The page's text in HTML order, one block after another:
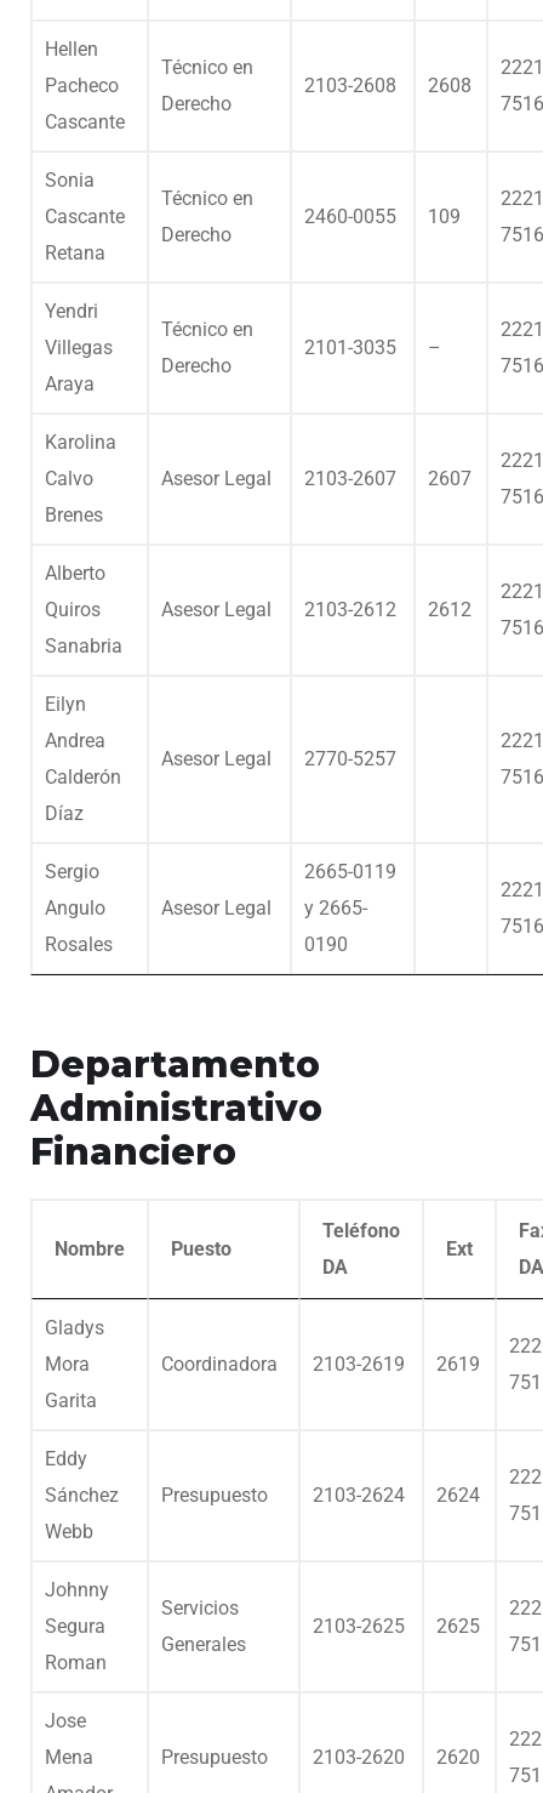
Hellen
Pacheco
Cascante
Técnico en
Derecho
2103-2608 2608
7516
Sonia
Cascante
Retana
Técnico en
Derecho
2460-0055 109
7516
Yendri
Villegas
Araya
Técnico en
Derecho
2101-3035 –
7516
Karolina
Calvo
Brenes
Asesor Legal 2103-2607 2607
7516
Alberto
Quiros
Sanabria
Asesor Legal 2103-2612 2612
7516
Eilyn
Andrea
Calderón
Díaz
Asesor Legal 2770-5257
7516
Sergio
Angulo
Rosales
Asesor Legal
2665-0119
y 2665-
0190
7516
Departamento
Administrativo
Financiero
Nombre Puesto
Teléfono
DA
Ext
DA
Gladys
Mora
Garita
Coordinadora 2103-2619 2619
Eddy
Sánchez
Webb
Presupuesto 2103-2624 2624
Johnny
Segura
Roman
Servicios
Generales
2103-2625 2625
Jose
Mena
Presupuesto 2103-2620 2620